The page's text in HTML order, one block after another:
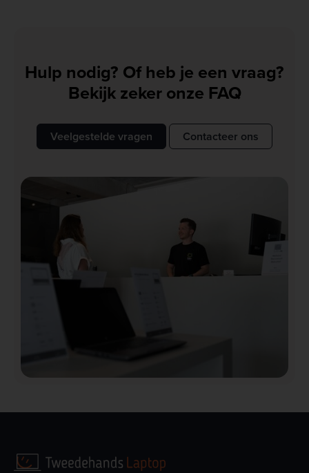
Hulp nodig? Of heb je een vraag?
Bekijk zeker onze FAQ
Veelgestelde vragen Contacteer ons